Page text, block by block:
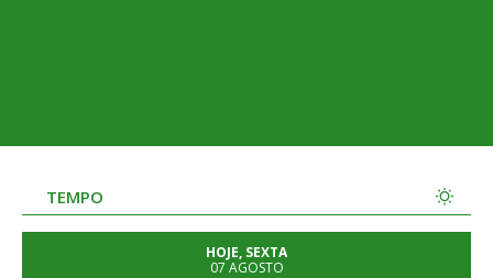
TEMPO
HOJE, SEXTA
07 AGOSTO